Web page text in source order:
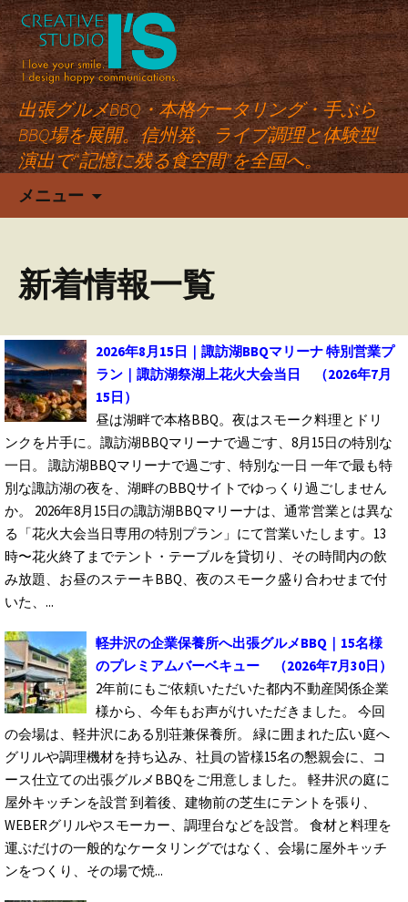
出張グルメBBQ・本格ケータリング・手ぶら
BBQ場を展開。信州発、ライブ調理と体験型
演出で“記憶に残る食空間”を全国へ。
メニュー
ツ
へ
キ
ッ
プ
新着情報一覧
2026年8月15日｜諏訪湖BBQマリーナ 特別営業プ
ラン｜諏訪湖祭湖上花火大会当日
（2026年7月
15日）
昼は湖畔で本格BBQ。夜はスモーク料理とドリ
ンクを片手に。諏訪湖BBQマリーナで過ごす、8月15日の特別な
一日。 諏訪湖BBQマリーナで過ごす、特別な一日 一年で最も特
別な諏訪湖の夜を、湖畔のBBQサイトでゆっくり過ごしません
か。 2026年8月15日の諏訪湖BBQマリーナは、通常営業とは異な
る「花火大会当日専用の特別プラン」にて営業いたします。13
時〜花火終了までテント・テーブルを貸切り、その時間内の飲
み放題、お昼のステーキBBQ、夜のスモーク盛り合わせまで付
いた、...
軽井沢の企業保養所へ出張グルメBBQ｜15名様
のプレミアムバーベキュー
（2026年7月30日）
2年前にもご依頼いただいた都内不動産関係企業
様から、今年もお声がけいただきました。 今回
の会場は、軽井沢にある別荘兼保養所。 緑に囲まれた広い庭へ
グリルや調理機材を持ち込み、社員の皆様15名の懇親会に、コ
ース仕立ての出張グルメBBQをご用意しました。 軽井沢の庭に
屋外キッチンを設営 到着後、建物前の芝生にテントを張り、
WEBERグリルやスモーカー、調理台などを設営。 食材と料理を
運ぶだけの一般的なケータリングではなく、会場に屋外キッチ
ンをつくり、その場で焼...